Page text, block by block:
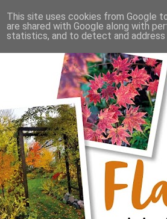
This site uses cookies from Google
are shared with Google along with
statistics, and to detect and address